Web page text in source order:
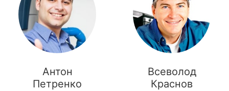
Антон
Петренко
Всеволод
Краснов